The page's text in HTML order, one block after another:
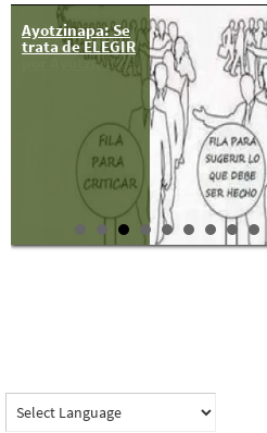
Ayotzinapa: Se
trata de ELEGIR
26 jun: 117
Acción Global
por Ayotzinapa